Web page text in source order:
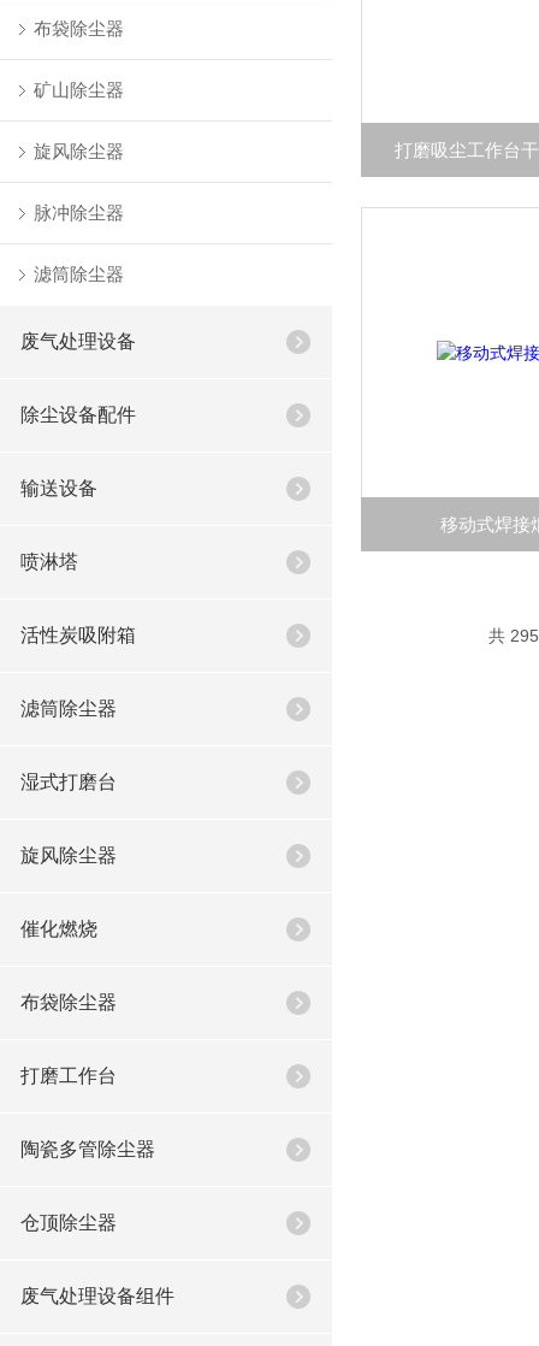
布袋除尘器
矿山除尘器
旋风除尘器
脉冲除尘器
滤筒除尘器
废气处理设备
除尘设备配件
输送设备
喷淋塔
活性炭吸附箱
滤筒除尘器
湿式打磨台
旋风除尘器
催化燃烧
布袋除尘器
打磨工作台
陶瓷多管除尘器
仓顶除尘器
废气处理设备组件
打磨吸尘工作台
移动式焊接
共